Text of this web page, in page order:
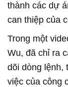
thành các dự
can thiệp của
Trong một
Wu, đã chỉ ra
dõi dòng lệnh,
việc của công